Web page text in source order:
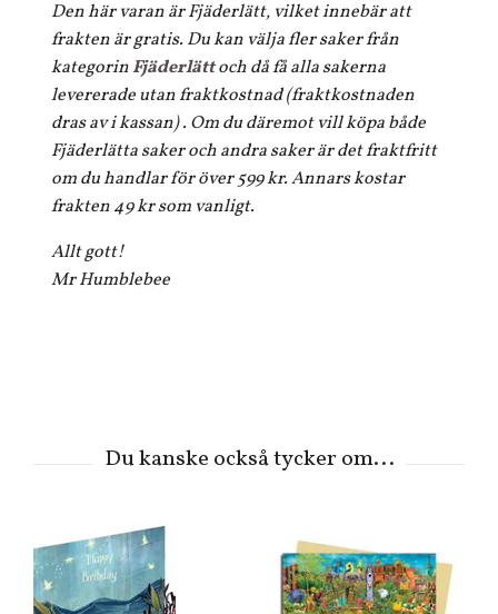
Den här varan är Fjäderlätt, vilket innebär att
frakten är gratis. Du kan välja fler saker från
kategorinFjäderlättoch då få alla sakerna
levererade utan fraktkostnad (fraktkostnaden
dras av i kassan) . Om du däremot vill köpa både
Fjäderlätta saker och andra saker är det fraktfritt
om du handlar för över 599 kr. Annars kostar
frakten 49 kr som vanligt.
Allt gott!
Mr Humblebee